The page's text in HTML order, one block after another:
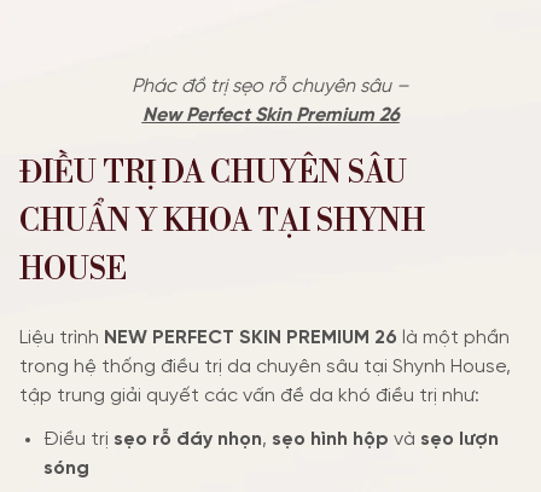
Phác đồ trị sẹo rỗ chuyên sâu –
New Perfect Skin Premium 26
ĐIỀU TRỊ DA CHUYÊN SÂU
CHUẨN Y KHOA TẠI SHYNH
HOUSE
Liệu trình NEW PERFECT SKIN PREMIUM 26 là một phần
trong hệ thống điều trị da chuyên sâu tại Shynh House,
tập trung giải quyết các vấn đề da khó điều trị như:
Điều trị sẹo rỗ đáy nhọn, sẹo hình hộp và sẹo lượn
sóng